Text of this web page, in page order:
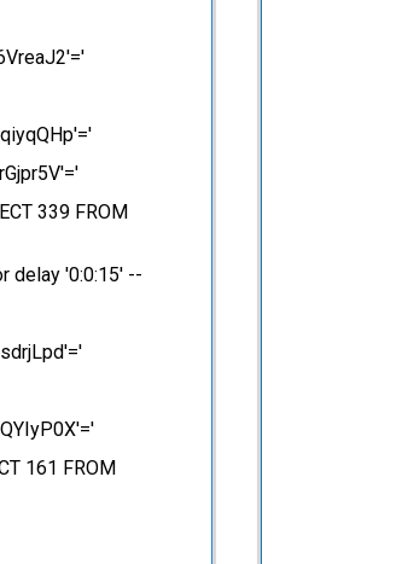
339 FROM
delay '0:0:15' --
161 FROM